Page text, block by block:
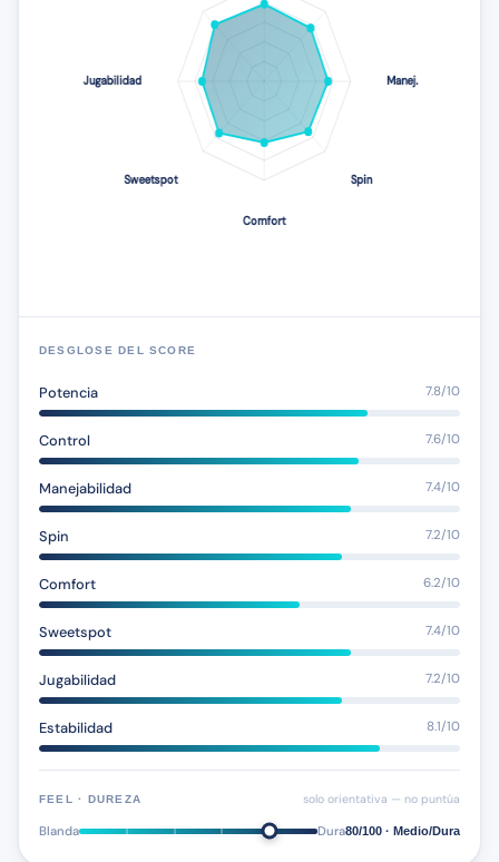
DESGLOSE DEL SCORE
Potencia 7.8/10
Control 7.6/10
Manejabilidad 7.4/10
Spin 7.2/10
Comfort 6.2/10
Sweetspot 7.4/10
Jugabilidad 7.2/10
Estabilidad 8.1/10
FEEL · DUREZA solo orientativa — no puntúa
Blanda Dura80/100 · Medio/Dura